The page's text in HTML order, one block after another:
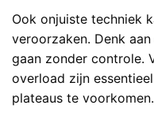
Ook onjuiste techniek
veroorzaken. Denk
gaan zonder controle.
overload zijn
plateaus te voorkomen.